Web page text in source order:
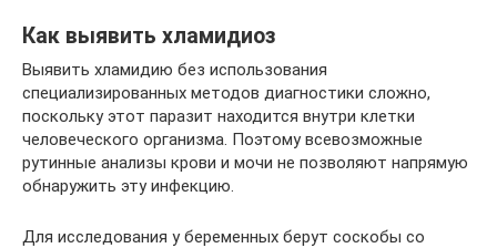
Как выявить хламидиоз
Выявить хламидию без использования
специализированных методов диагностики сложно,
поскольку этот паразит находится внутри клетки
человеческого организма. Поэтому всевозможные
рутинные анализы крови и мочи не позволяют напрямую
обнаружить эту инфекцию.
Для исследования у беременных берут соскобы со